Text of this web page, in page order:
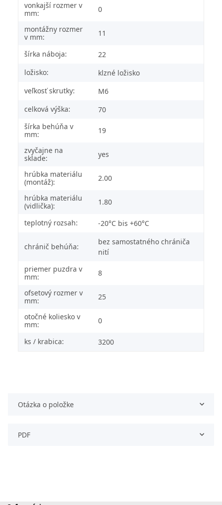
vonkajší rozmer v
mm:
0
montážny rozmer
v mm:
11
šírka náboja:
22
ložisko:
klzné ložisko
veľkosť skrutky:
M6
celková výška:
70
šírka behúňa v
mm:
19
zvyčajne na
sklade:
yes
hrúbka materiálu
(montáž):
2.00
hrúbka materiálu
(vidlička):
1.80
teplotný rozsah: -20°C bis +60°C
chránič behúňa:
bez samostatného chrániča
nití
priemer puzdra v
mm:
8
ofsetový rozmer v
mm:
25
otočné koliesko v
mm:
0
ks / krabica: 3200
Otázka o položke
PDF